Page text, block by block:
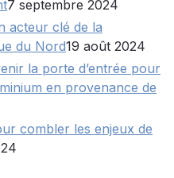
7 septembre 2024
acteur clé de la
du Nord19 août 2024
la porte d’entrée pour
en provenance de
combler les enjeux de